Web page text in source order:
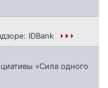
IDBank
«Сила одного